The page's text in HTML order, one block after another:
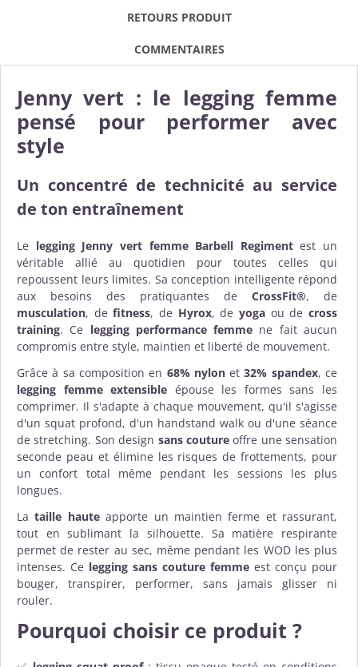
RETOURS PRODUIT
COMMENTAIRES
Jenny vert : le legging femme
pensé pour performer avec
style
Un concentré de technicité au service
de ton entraînement
Le legging Jenny vert femme Barbell Regimentest un
véritable allié au quotidien pour toutes celles qui
repoussent leurs limites. Sa conception intelligente répond
aux besoins des pratiquantes de CrossFit®, de
musculation, defitness, de Hyrox, deyoga ou decross
training. Ce legging performance femme ne fait aucun
compromis entre style, maintien et liberté de mouvement.
Grâce à sa composition en 68% nylonet32% spandex, ce
legging femme extensible épouse les formes sans les
comprimer. Il s'adapte à chaque mouvement, qu'il s'agisse
d'un squat profond, d'un handstand walk ou d'une séance
de stretching. Son design sans coutureoffre une sensation
seconde peau et élimine les risques de frottements, pour
un confort total même pendant les sessions les plus
longues.
Lataille hauteapporte un maintien ferme et rassurant,
tout en sublimant la silhouette. Sa matière respirante
permet de rester au sec, même pendant les WOD les plus
intenses. Ce legging sans couture femme est conçu pour
bouger, transpirer, performer, sans jamais glisser ni
rouler.
Pourquoi choisir ce produit ?